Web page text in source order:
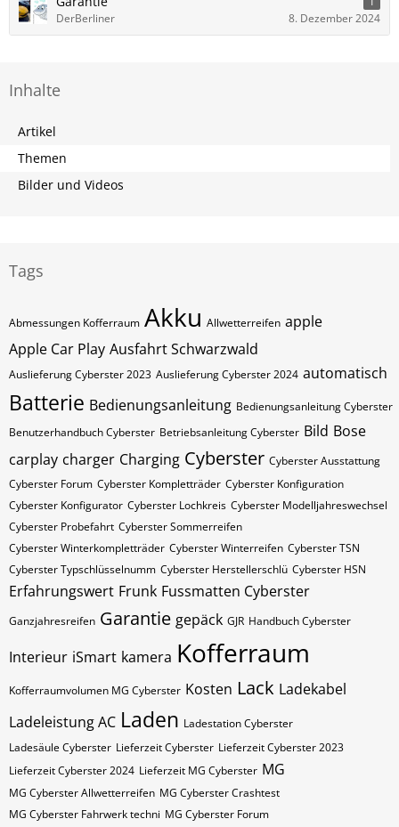
DerBerliner
8. Dezember 2024
Inhalte
Artikel
Themen
Bilder und Videos
Tags
Abmessungen Kofferraum Akku Allwetterreifen apple
Apple Car Play Ausfahrt Schwarzwald
Auslieferung Cyberster 2023 Auslieferung Cyberster 2024 automatisch
Batterie Bedienungsanleitung Bedienungsanleitung Cyberster
Benutzerhandbuch Cyberster Betriebsanleitung Cyberster Bild Bose
carplay charger Charging Cyberster Cyberster Ausstattung
Cyberster Forum Cyberster Kompletträder Cyberster Konfiguration
Cyberster Konfigurator Cyberster Lochkreis Cyberster Modelljahreswechsel
Cyberster Probefahrt Cyberster Sommerreifen
Cyberster Winterkompletträder Cyberster Winterreifen Cyberster​​​​ TSN
Cyberster​​​​ Typschlüsselnumm Cyberster​​​​​ Herstellerschlü Cyberster​​​​​ HSN
Erfahrungswert Frunk Fussmatten Cyberster
Ganzjahresreifen Garantie gepäck GJR Handbuch Cyberster
Interieur iSmart kamera Kofferraum
Kofferraumvolumen MG Cyberster Kosten Lack Ladekabel
Ladeleistung AC Laden Ladestation Cyberster
Ladesäule Cyberster Lieferzeit Cyberster Lieferzeit Cyberster 2023
Lieferzeit Cyberster 2024 Lieferzeit MG Cyberster MG
MG Cyberster Allwetterreifen MG Cyberster Crashtest
MG Cyberster Fahrwerk techni MG Cyberster Forum